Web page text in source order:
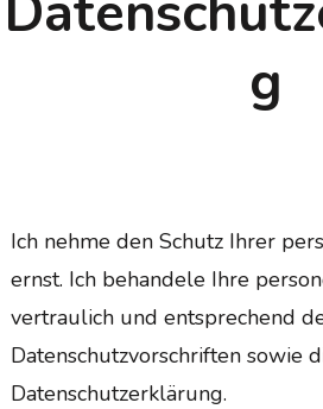
g
Ich nehme den Schutz Ihrer
ernst. Ich behandele Ihre
vertraulich und entsprechend
Datenschutzvorschriften sowie
Datenschutzerklärung.